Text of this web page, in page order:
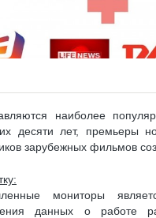
W7 (36.0° В. Д.)
ИЗОБРАЖЕНИЕ
РЕСИВЕРОМ
РЫБАЛКИ, НАСТРОЙКА
СПУТНИКОВЫЕ ПРОВАЙДЕРЫ
CI+ ДЛЯ ПРОСМОТРА
ТВ
ПИТАНИЯ USB-COM (RS-
наиболее
десяти лет, премьеры
зарубежных фильмов
мониторы
данных о работе